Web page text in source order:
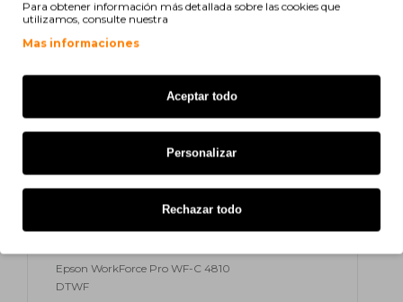
DWTF
Epson WorkForce Pro WF-4800
Epson WorkForce Pro WF-4820
Epson WorkForce Pro WF-4825
DWF
Epson WorkForce Pro WF-4830
DTWf
Epson WorkForce Pro WF-C 4810
DTWF
Para obtener información más detallada sobre las cookies que
utilizamos, consulte nuestra
Mas informaciones
Aceptar todo
Personalizar
Rechazar todo